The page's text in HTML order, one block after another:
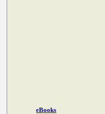
eBooks